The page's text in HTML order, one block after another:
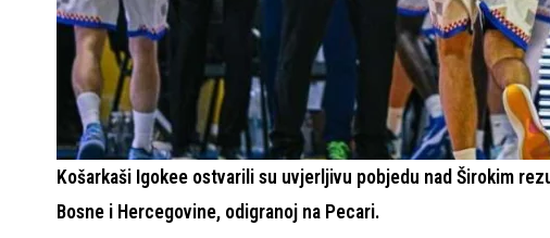
Košarkaši Igokee ostvarili su uvjerljivu pobjedu nad Širokim
Bosne i Hercegovine, odigranoj na Pecari.